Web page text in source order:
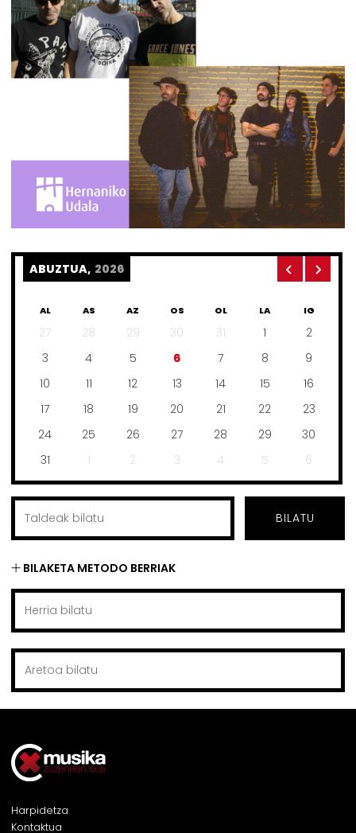
ABUZTUA, 2026
AL AS AZ OS OL LA IG
27 28 29 30 31 1
2
3
4 5 6 7 8
9
10
11 12 13 14 15
16
17
18 19 20 21 22
23
24
25 26 27 28 29
30
31
1 2 3 4 5 6
BILATU
BILAKETA METODO BERRIAK
Harpidetza
Kontaktua